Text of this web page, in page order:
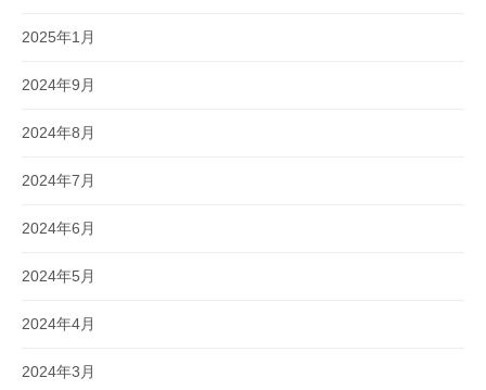
2025年1月
2024年9月
2024年8月
2024年7月
2024年6月
2024年5月
2024年4月
2024年3月